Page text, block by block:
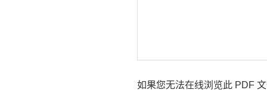
如果您无法在线浏览此 PDF